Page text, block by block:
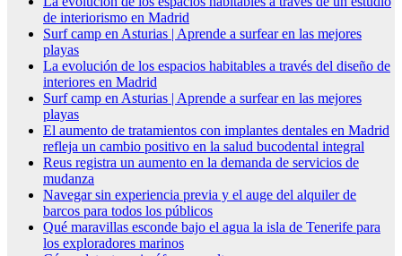
de interiorismo en Madrid
Surf camp en Asturias | Aprende a surfear en las mejores
playas
La evolución de los espacios habitables a través del diseño de
interiores en Madrid
Surf camp en Asturias | Aprende a surfear en las mejores
playas
El aumento de tratamientos con implantes dentales en Madrid
refleja un cambio positivo en la salud bucodental integral
Reus registra un aumento en la demanda de servicios de
mudanza
Navegar sin experiencia previa y el auge del alquiler de
barcos para todos los públicos
Qué maravillas esconde bajo el agua la isla de Tenerife para
los exploradores marinos